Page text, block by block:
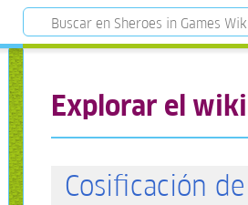
Explorar el wiki
Cosificación